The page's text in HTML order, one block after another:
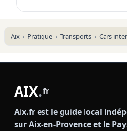
Aix Pratique Transports Cars
AIX.fr
Aix.fr est le guide local
sur Aix-en-Provence et le